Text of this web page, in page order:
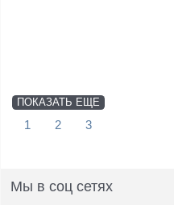
ПОКАЗАТЬ ЕЩЕ
1 2 3
Мы в соц сетях